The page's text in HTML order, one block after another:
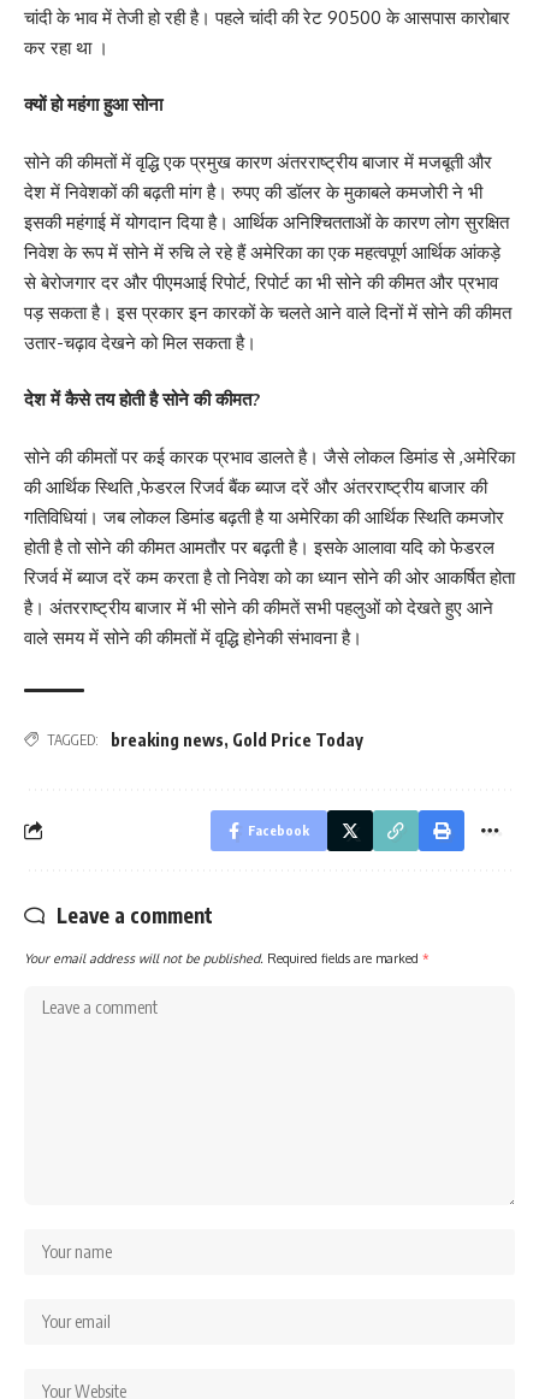
चांदी के भाव में तेजी हो रही है। पहले चांदी की रेट 90500 के आसपास कारोबार
कर रहा था ।
क्यों हो महंगा हुआ सोना
सोने की कीमतों में वृद्धि एक प्रमुख कारण अंतरराष्ट्रीय बाजार में मजबूती और
देश में निवेशकों की बढ़ती मांग है। रुपए की डॉलर के मुकाबले कमजोरी ने भी
इसकी महंगाई में योगदान दिया है। आर्थिक अनिश्चितताओं के कारण लोग सुरक्षित
निवेश के रूप में सोने में रुचि ले रहे हैं अमेरिका का एक महत्वपूर्ण आर्थिक आंकड़े
से बेरोजगार दर और पीएमआई रिपोर्ट, रिपोर्ट का भी सोने की कीमत और प्रभाव
पड़ सकता है। इस प्रकार इन कारकों के चलते आने वाले दिनों में सोने की कीमत
उतार-चढ़ाव देखने को मिल सकता है।
देश में कैसे तय होती है सोने की कीमत?
सोने की कीमतों पर कई कारक प्रभाव डालते है। जैसे लोकल डिमांड से ,अमेरिका
की आर्थिक स्थिति ,फेडरल रिजर्व बैंक ब्याज दरें और अंतरराष्ट्रीय बाजार की
गतिविधियां। जब लोकल डिमांड बढ़ती है या अमेरिका की आर्थिक स्थिति कमजोर
होती है तो सोने की कीमत आमतौर पर बढ़ती है। इसके आलावा यदि को फेडरल
रिजर्व में ब्याज दरें कम करता है तो निवेश को का ध्यान सोने की ओर आकर्षित होता
है। अंतरराष्ट्रीय बाजार में भी सोने की कीमतें सभी पहलुओं को देखते हुए आने
वाले समय में सोने की कीमतों में वृद्धि होनेकी संभावना है।
TAGGED: breaking news, Gold Price Today
Facebook
Leave a comment
Your email address will not be published. Required fields are marked *